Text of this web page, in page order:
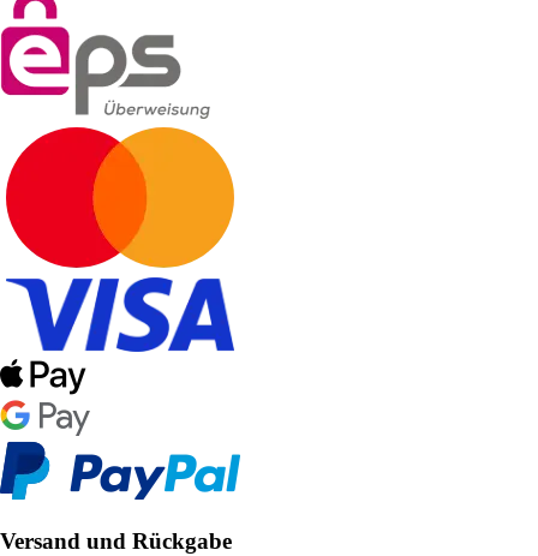
Versand und Rückgabe